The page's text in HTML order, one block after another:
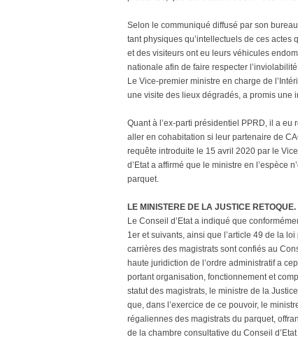
Selon le communiqué diffusé par son
tant physiques qu’intellectuels de ces
et des visiteurs ont eu leurs véhicules
nationale afin de faire respecter
Le Vice-premier ministre en charge de
une visite des lieux dégradés, a promis une
Quant à l’ex-parti présidentiel PPRD, il a
aller en cohabitation si leur partenaire de
requête introduite le 15 avril 2020 par le
d’Etat a affirmé que le ministre en l’espèce
parquet.
LE MINISTERE DE LA JUSTICE RETOQUE.
Le Conseil d’Etat a indiqué que
1er et suivants, ainsi que l’article 49 de la
carrières des magistrats sont confiés au
haute juridiction de l’ordre administratif a
portant organisation, fonctionnement et
statut des magistrats, le ministre de la
que, dans l’exercice de ce pouvoir, le
régaliennes des magistrats du parquet,
de la chambre consultative du Conseil d’Etat